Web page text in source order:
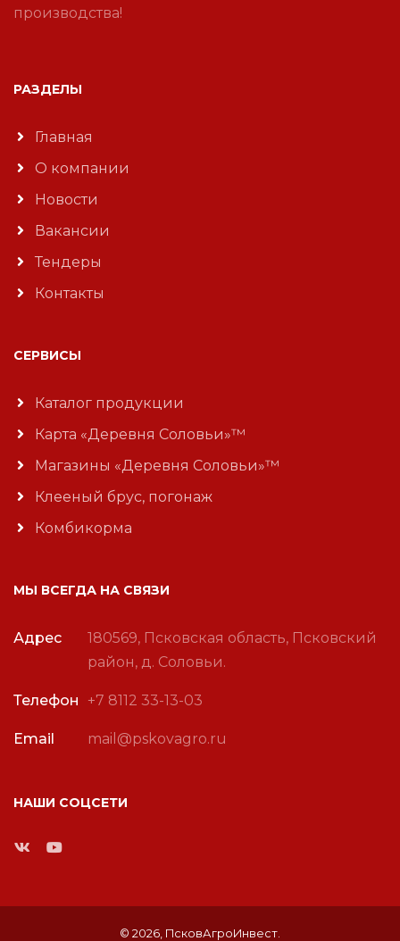
производства!
РАЗДЕЛЫ
Главная
О компании
Новости
Вакансии
Тендеры
Контакты
СЕРВИСЫ
Каталог продукции
Карта «Деревня Соловьи»™
Магазины «Деревня Соловьи»™
Клееный брус, погонаж
Комбикорма
МЫ ВСЕГДА НА СВЯЗИ
Адрес
180569, Псковская область, Псковский
район, д. Соловьи.
Телефон +7 8112 33-13-03
Email mail@pskovagro.ru
НАШИ СОЦСЕТИ
© 2026, ПсковАгроИнвест